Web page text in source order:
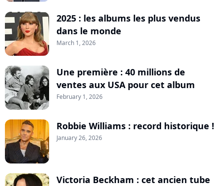
2025 : les albums les plus vendus
dans le monde
March 1, 2026
Une première : 40 millions de
ventes aux USA pour cet album
February 1, 2026
Robbie Williams : record historique !
January 26, 2026
Victoria Beckham : cet ancien tube